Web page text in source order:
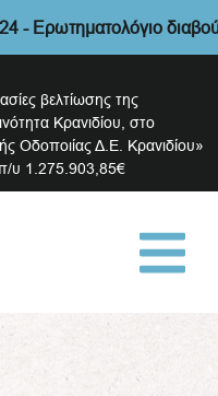
Ερωτηματολόγιο
βελτίωσης της
Κρανιδίου, στο
Οδοποιίας Δ.Ε. Κρανιδίου»
υ 1.275.903,85€